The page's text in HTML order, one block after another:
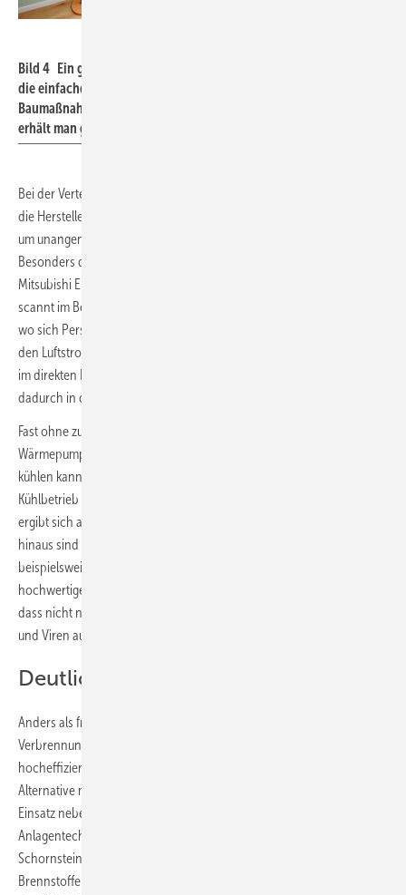
Bild 4 Ein großer Vorteil von Luft/Luft-Wärmepumpensystemen ist
die einfache und schnelle Installation – ohne aufwendige
Baumaßnahmen am oder im Gebäude. Ohne zusätzliche Investition
erhält man gleichzeitig auch eine vollwertige Klimaanlage.
Bei der Verteilung der erwärmten Luft in die Wohnräume haben sich
die Hersteller von Luft/Luft-Wärmepumpen einiges einfallen lassen,
um unangenehme Luftströmungen wirkungsvoll zu vermeiden.
Besonders durchdacht ist beispielsweise der Sensor „3D i-see“, den
Mitsubishi Electric für seine MSZ-LN-Innengeräte anbietet. Der Sensor
scannt im Betrieb den Raum und erkennt so mit hoher Genauigkeit,
wo sich Personen aufhalten bzw. bewegen. Daraufhin lenkt das Gerät
den Luftstrom auf intelligente Weise so aus, dass sich keine Personen
im direkten Luftstrom befinden. Zuglufterscheinungen können
dadurch in den meisten Fällen ausgeschlossen werden.
Fast ohne zusätzliche Investition erhält man mit einer Luft/Luft-
Wärmepumpe eine vollwertige Klimaanlage, die heizen und auch
kühlen kann. Zudem entfeuchtet die Luft/Luft-Wärmepumpe im
Kühlbetrieb die angeschlossenen Räume. Die zusätzliche Investition
ergibt sich aus der notwendigen Abführung des Kondensats. Darüber
hinaus sind die Innengeräte bei Luft/Luft-Wärmepumpen,
beispielsweise bei der M-Serie von Mitsubishi Electric, mit
hochwertigen Luftfilter(systeme)n ausgestattet. Diese gewährleisten,
dass nicht nur Staub, sondern auch Pollen, Feinstaub sowie Bakterien
und Viren aus der Umluft gefiltert werden.
Deutliche Kostenunterschiede
Anders als frühere Luftheizungen, die Wärmeenergie durch die
Verbrennung fossiler Energieträger bereitstell(t)en, sind heute
hocheffiziente Luft/Luft-Wärmepumpen eine kostengünstige
Alternative mit geringen Treibhausgasemissionen. Im Neubau kann ihr
Einsatz neben den geringeren Anschaffungskosten für die
Anlagentechnik auch an anderer Stelle Geld sparen: Es ist kein
Schornstein und kein Gasanschluss oder ein Lagerraum für
Brennstoffe erforderlich. Auch ein Technikraum kann entfallen oder